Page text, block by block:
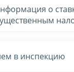
о
в инспекцию